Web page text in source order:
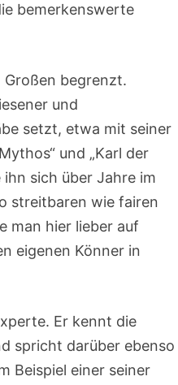
bemerkenswerte
Großen begrenzt.
und
setzt, etwa mit seiner
und „Karl der
sich über Jahre im
streitbaren wie fairen
man hier lieber auf
eigenen Könner in
Er kennt die
spricht darüber ebenso
Beispiel einer seiner